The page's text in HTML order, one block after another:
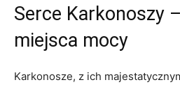
Serce Karkonoszy
‌miejsca mocy
Karkonosze,⁢ z ich